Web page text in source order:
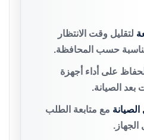
لتقليل وقت الانتظار
حسب المحافظة.
على أداء أجهزة
بعد الصيانة.
مع متابعة الطلب